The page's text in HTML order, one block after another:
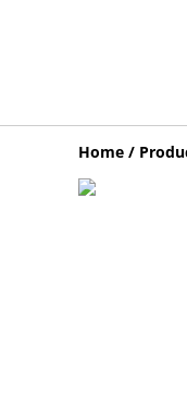
Home /